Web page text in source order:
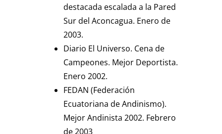
destacada escalada a la Pared
Sur del Aconcagua. Enero de
2003.
Diario El Universo. Cena de
Campeones. Mejor Deportista.
Enero 2002.
FEDAN (Federación
Ecuatoriana de Andinismo).
Mejor Andinista 2002. Febrero
de 2003